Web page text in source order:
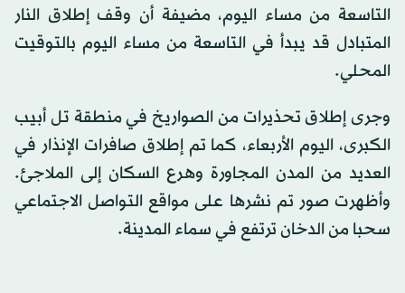
التاسعة من مساء اليوم، مضيفة أن وقف إطلاق النار
المتبادل قد يبدأ في التاسعة من مساء اليوم بالتوقيت
المحلي.
وجرى إطلاق تحذيرات من الصواريخ في منطقة تل أبيب
الكبرى، اليوم الأربعاء، كما تم إطلاق صافرات الإنذار في
العديد من المدن المجاورة وهرع السكان إلى الملاجئ.
وأظهرت صور تم نشرها على مواقع التواصل الاجتماعي
سحبا من الدخان ترتفع في سماء المدينة.